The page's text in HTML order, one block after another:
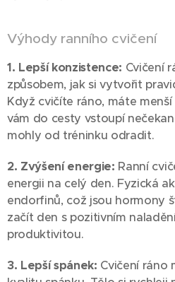
Výhody ranního cvičení
1. Lepší konzistence: Cvičení
způsobem, jak si vytvořit
Když cvičíte ráno, máte
vám do cesty vstoupí
mohly od tréninku odradit.
2. Zvýšení energie: Ranní
energii na celý den. Fyzická
endorfinů, což jsou hormony
začít den s pozitivním
produktivitou.
3. Lepší spánek: Cvičení ráno